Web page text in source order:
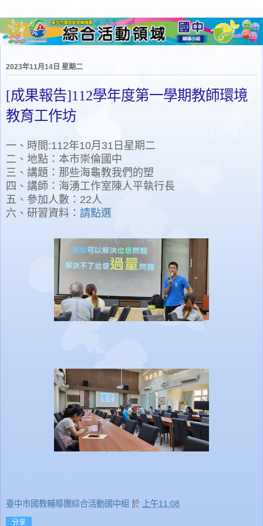
2023年11月14日 星期二
[成果報告]112學年度第一學期教師環境
教育工作坊
一、時間:112年10月31日星期二
二、地點：本市崇倫國中
三、講題：那些海龜教我們的塑
四、講師：海湧工作室陳人平執行長
五、參加人數：22人
六、研習資料： 請點選
臺中市國教輔導團綜合活動國中組 於 上午11:08
分享